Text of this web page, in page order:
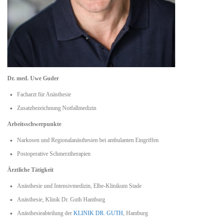
Dr. med. Uwe Guder
Facharzt für Anästhesie
Zusatzbezeichnung Notfallmedizin
Arbeitsschwerpunkte
Narkosen und Regionalanästhesien bei ambulanten Eingriffen
Postoperative Schmerztherapien
Ärztliche Tätigkeit
Anästhesie und Intensivmedizin, Elbe-Klinikum Stade
Anästhesie, Klinik Dr. Guth Hamburg
Anästhesieabteilung der KLINIK DR. GUTH, Hamburg